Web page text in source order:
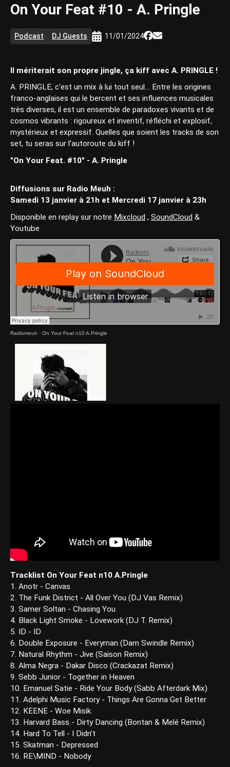
On Your Feat #10 - A. Pringle
Podcast DJ Guests 11/01/2024
Il mériterait son propre jingle, ça kiff avec A. PRINGLE !
A. PRINGLE, c'est un mix à lui tout seul… Entre les origines
franco-anglaises qui le bercent et ses influences musicales
très diverses, il est un ensemble de paradoxes vivants et de
cosmos vibrants : rigoureux et inventif, réfléchi et explosif,
mystérieux et expressif. Quelles que soient les tracks de son
set, tu seras sur l'autoroute du kiff !
"On Your Feat. #10" - A. Pringle
Diffusions sur Radio Meuh :
Samedi 13 janvier à 21h et Mercredi 17 janvier à 23h
Disponible en replay sur notre Mixcloud , SoundCloud &
Youtube
Radiomeuh · On Your Feat n10 A.Pringle
Tracklist On Your Feat n10 A.Pringle
1. Anotr - Canvas
2. The Funk District - All Over You (DJ Vas Remix)
3. Samer Soltan - Chasing You
4. Black Light Smoke - Lovework (DJ T. Remix)
5. ID - ID
6. Double Exposure - Everyman (Dam Swindle Remix)
7. Natural Rhythm - Jive (Saison Remix)
8. Alma Negra - Dakar Disco (Crackazat Remix)
9. Sebb Junior - Together in Heaven
10. Emanuel Satie - Ride Your Body (Sabb Afterdark Mix)
11. Adelphi Music Factory - Things Are Gonna Get Better
12. KEENE - Woe Misik
13. Harvard Bass - Dirty Dancing (Bontan & Melé Remix)
14. Hard To Tell - I Didn’t
15. Skatman - Depressed
16. RE\MIND - Nobody